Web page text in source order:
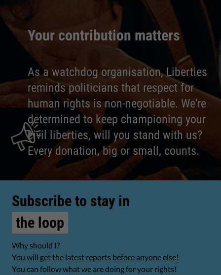
Your contribution matters
As a watchdog organisation, Liberties
reminds politicians that respect for
human rights is non-negotiable. We're
determined to keep championing your
civil liberties, will you stand with us?
Every donation, big or small, counts.
Subscribe to stay in
the loop
Why should I?
You will get the latest reports before anyone else!
You can follow what we are doing for your rights!